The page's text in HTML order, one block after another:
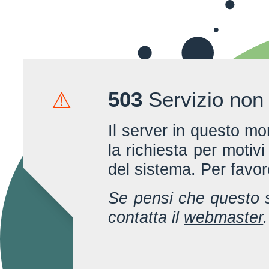
⚠ 503 Servizio
Il server in questo
la richiesta per
del sistema. Per
Se pensi che questo
contatta il webmaster.